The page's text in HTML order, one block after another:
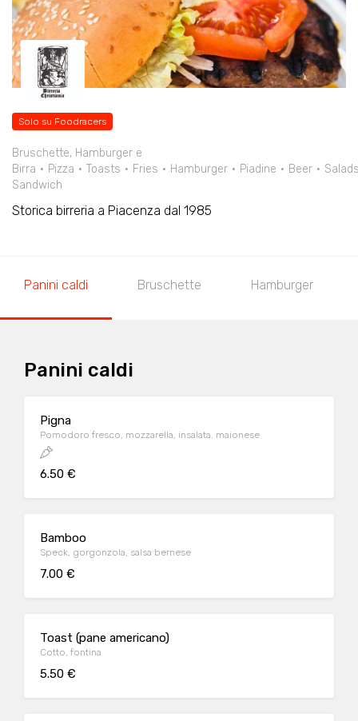
Solo su Foodracers
Bruschette, Hamburger e
Birra
Pizza Toasts Fries Hamburger Piadine Beer
Sandwich
Storica birreria a Piacenza dal 1985
Panini caldi Bruschette Hamburger
Panini caldi
Pigna
Pomodoro fresco, mozzarella, insalata. maionese
6.50 €
Bamboo
Speck, gorgonzola, salsa bernese
7.00 €
Toast (pane americano)
Cotto, fontina
5.50 €